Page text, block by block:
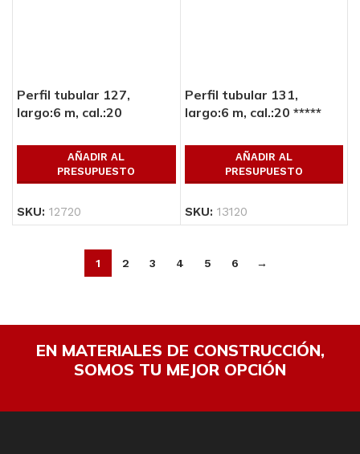
Perfil tubular 127,
largo:6 m, cal.:20
AÑADIR AL
PRESUPUESTO
SKU: 12720
Perfil tubular 131,
largo:6 m, cal.:20 *****
AÑADIR AL
PRESUPUESTO
SKU: 13120
1 2 3 4 5 6 →
EN MATERIALES DE CONSTRUCCIÓN,
SOMOS TU MEJOR OPCIÓN